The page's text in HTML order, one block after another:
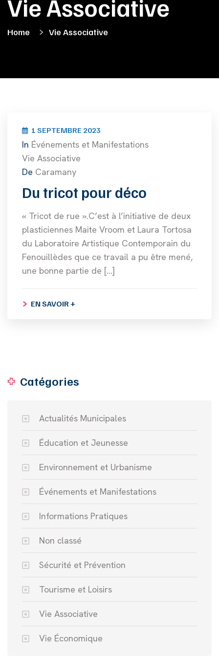
Vie Associative
Home Vie Associative
1 SEPTEMBRE 2023
In Événements et Manifestations
Vie Associative
De Caramany
Du tricot pour déco
« Tricot de rue ».C’est à l’initiative de deux
plasticiennes Maite Vroom et Laura Tortosa
du Laboratoire Artistique Contemporain du
Fenouillèdes que ce travail a pu être mené,
une bonne partie de […]
EN SAVOIR +
Catégories
Actualités Municipales
Éducation et Jeunesse
Environnement et Urbanisme
Événements et Manifestations
Informations Pratiques
Non classé
Sécurité et Prévention
Tourisme et Loisirs
Vie Associative
Vie Économique